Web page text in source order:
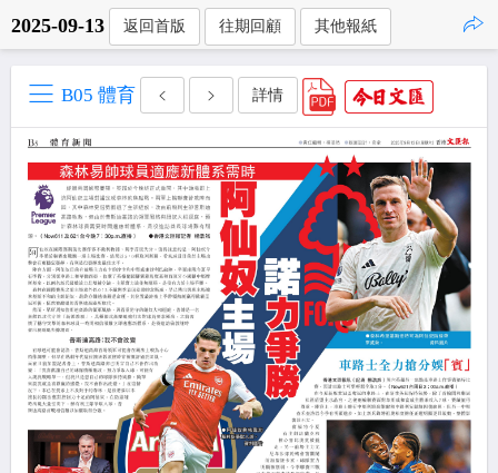
2025-09-13 返回首版 往期回顧 其他報紙
B05 體育 詳情